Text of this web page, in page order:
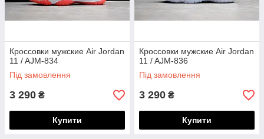
Кроссовки мужские Air Jordan
11 / AJM-834
Під замовлення
3 290 ₴
Купити
Кроссовки мужские Air Jordan
11 / AJM-836
Під замовлення
3 290 ₴
Купити